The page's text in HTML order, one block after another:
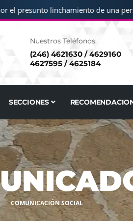
presunto linchamiento de una
Nuestros Teléfonos:
(246) 4621630 / 4629160
4627595 / 4625184
SECCIONES
COMUNICACIÓN SOCIAL